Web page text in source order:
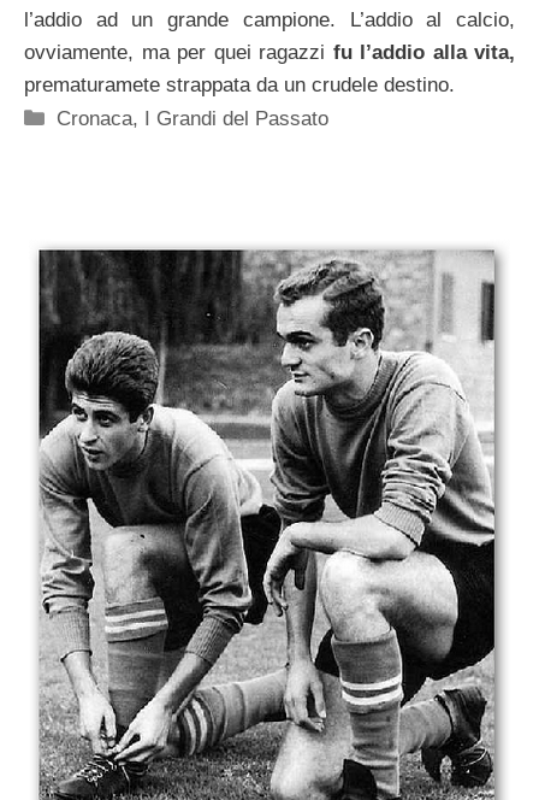
l’addio ad un grande campione. L’addio al calcio,
ovviamente, ma per quei ragazzi fu l’addio alla vita,
prematuramete strappata da un crudele destino.
Categorie
Cronaca, I Grandi del Passato